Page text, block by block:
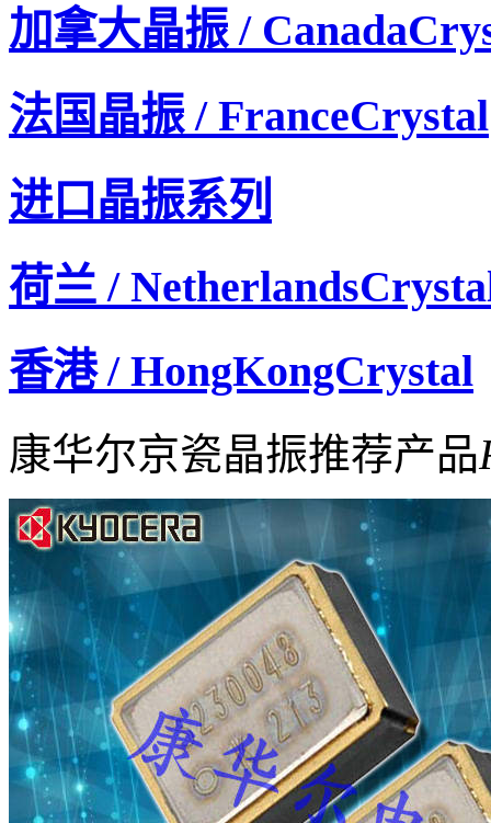
加拿大晶振 /
法国晶振 / FranceCrystal
进口晶振系列
荷兰 /
香港 / HongKongCrystal
康华尔京瓷晶振推荐产品